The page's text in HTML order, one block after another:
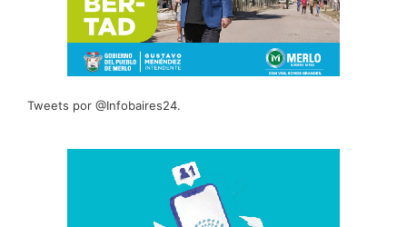
Tweets por @Infobaires24.